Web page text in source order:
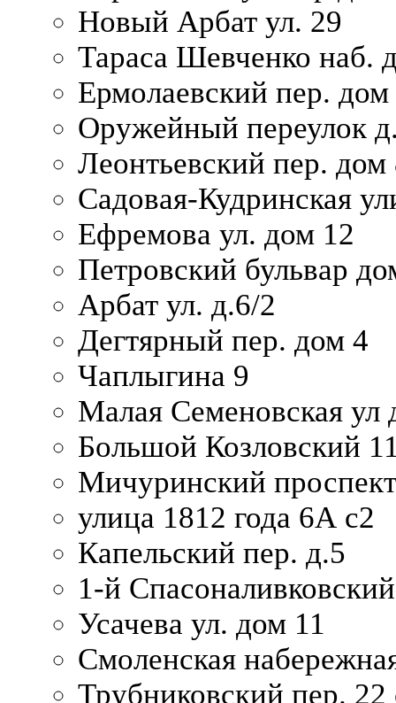
Новый Арбат ул. 29
Тараса Шевченко наб.
Ермолаевский пер. дом
Оружейный переулок
Леонтьевский пер. дом
Садовая-Кудринская
Ефремова ул. дом 12
Петровский бульвар
Арбат ул. д.6/2
Дегтярный пер. дом 4
Чаплыгина 9
Малая Семеновская ул
Большой Козловский
Мичуринский
улица 1812 года 6А с2
Капельский пер. д.5
1-й
Усачева ул. дом 11
Смоленская
Трубниковский пер. 22